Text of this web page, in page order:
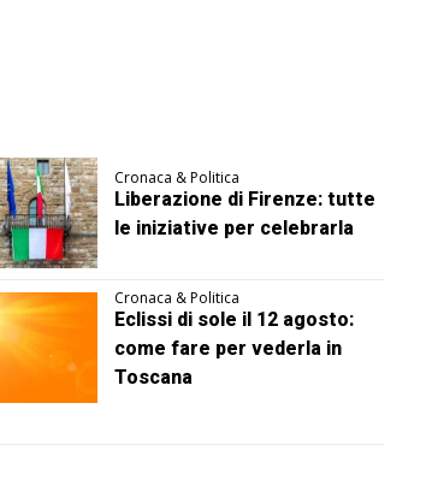
Cronaca & Politica
Liberazione di Firenze: tutte
le iniziative per celebrarla
Cronaca & Politica
Eclissi di sole il 12 agosto:
come fare per vederla in
Toscana